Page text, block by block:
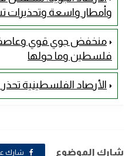
وأمطار واسعة وتحذيرات
منخفض جوي قوي وعاصف
فلسطين وما حولها
الأرصاد الفلسطينية
شارك الموضوع شارك